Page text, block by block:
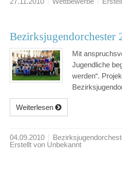
Bezirksjugendorchester
Mit
Jugendliche
werden“.
Weiterlesen
04.09.2010
Erstellt von Unbekannt